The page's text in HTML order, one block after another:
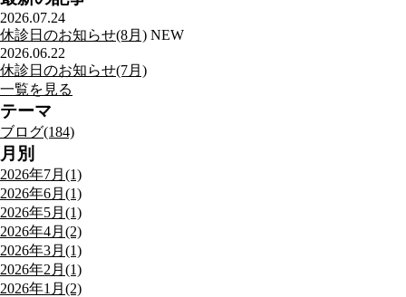
2026.07.24
休診日のお知らせ(8月) NEW
2026.06.22
休診日のお知らせ(7月)
一覧を見る
テーマ
ブログ(184)
月別
2026年7月(1)
2026年6月(1)
2026年5月(1)
2026年4月(2)
2026年3月(1)
2026年2月(1)
2026年1月(2)